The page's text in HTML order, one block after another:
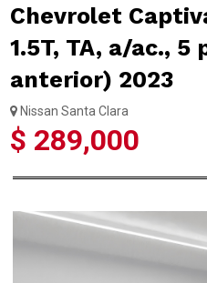
Chevrolet
1.5T, TA, a/ac., 5
anterior) 2023
Nissan Santa Clara
$ 289,000